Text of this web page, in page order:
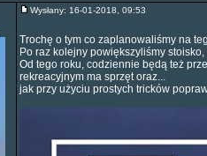
Wysłany: 16-01-2018, 09:53
Trochę o tym co zaplanowaliśmy na
Po raz kolejny powiększyliśmy
Od tego roku, codziennie będą też
rekreacyjnym ma sprzęt oraz...
jak przy użyciu prostych tricków